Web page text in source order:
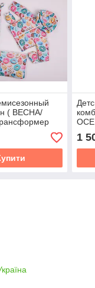
( ВЕСНА/
от 0 до 2-х
лет
1